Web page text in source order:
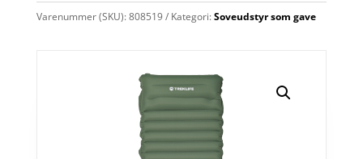
Varenummer (SKU):808519 Kategori:Soveudstyr som gave